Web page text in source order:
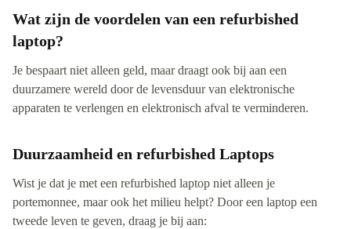
Wat zijn de voordelen van een refurbished
laptop?
Je bespaart niet alleen geld, maar draagt ook bij aan een
duurzamere wereld door de levensduur van elektronische
apparaten te verlengen en elektronisch afval te verminderen.
Duurzaamheid en refurbished Laptops
Wist je dat je met een refurbished laptop niet alleen je
portemonnee, maar ook het milieu helpt? Door een laptop een
tweede leven te geven, draag je bij aan: